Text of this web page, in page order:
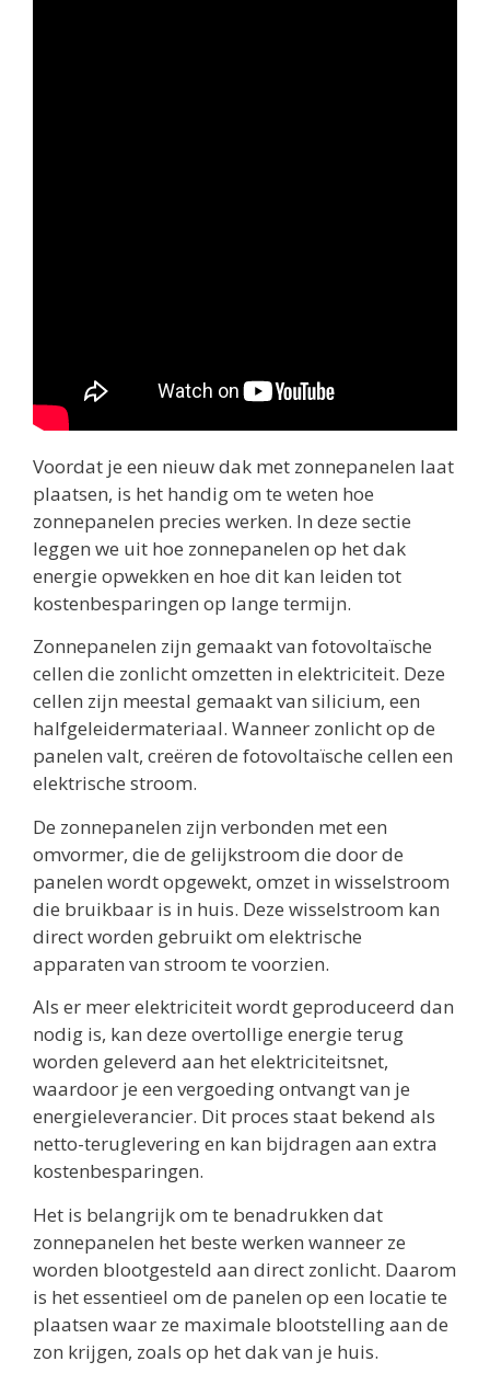
Voordat je een nieuw dak met zonnepanelen laat
plaatsen, is het handig om te weten hoe
zonnepanelen precies werken. In deze sectie
leggen we uit hoe zonnepanelen op het dak
energie opwekken en hoe dit kan leiden tot
kostenbesparingen op lange termijn.
Zonnepanelen zijn gemaakt van fotovoltaïsche
cellen die zonlicht omzetten in elektriciteit. Deze
cellen zijn meestal gemaakt van silicium, een
halfgeleidermateriaal. Wanneer zonlicht op de
panelen valt, creëren de fotovoltaïsche cellen een
elektrische stroom.
De zonnepanelen zijn verbonden met een
omvormer, die de gelijkstroom die door de
panelen wordt opgewekt, omzet in wisselstroom
die bruikbaar is in huis. Deze wisselstroom kan
direct worden gebruikt om elektrische
apparaten van stroom te voorzien.
Als er meer elektriciteit wordt geproduceerd dan
nodig is, kan deze overtollige energie terug
worden geleverd aan het elektriciteitsnet,
waardoor je een vergoeding ontvangt van je
energieleverancier. Dit proces staat bekend als
netto-teruglevering en kan bijdragen aan extra
kostenbesparingen.
Het is belangrijk om te benadrukken dat
zonnepanelen het beste werken wanneer ze
worden blootgesteld aan direct zonlicht. Daarom
is het essentieel om de panelen op een locatie te
plaatsen waar ze maximale blootstelling aan de
zon krijgen, zoals op het dak van je huis.